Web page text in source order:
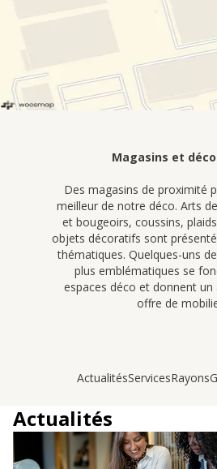
Magasins et
Des magasins de proximité
meilleur de notre déco. Arts
et bougeoirs, coussins,
objets décoratifs sont
thématiques. Quelques-uns
plus emblématiques se
espaces déco et donnent
offre de
ActualitésServicesRayons
Actualités